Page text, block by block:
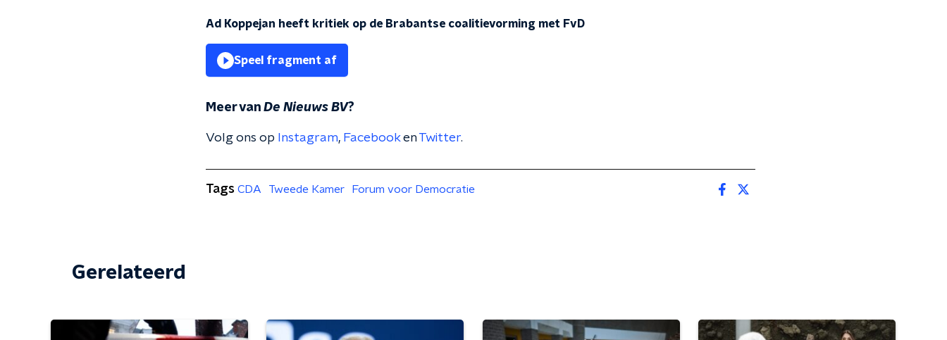
Ad Koppejan heeft kritiek op de Brabantse coalitievorming met FvD
Speel fragment af
Meer van De Nieuws BV?
Volg ons op Instagram, FacebookenTwitter.
Tags CDA Tweede Kamer Forum voor Democratie
Gerelateerd